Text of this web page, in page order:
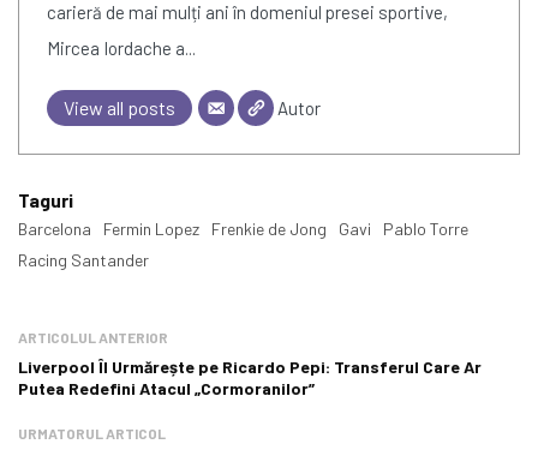
carieră de mai mulți ani în domeniul presei sportive,
Mircea Iordache a...
View all posts Autor
Taguri
Barcelona Fermin Lopez Frenkie de Jong Gavi
Pablo Torre
Racing Santander
ARTICOLUL ANTERIOR
Liverpool Îl Urmărește pe Ricardo Pepi: Transferul Care Ar
Putea Redefini Atacul „Cormoranilor”
URMATORUL ARTICOL